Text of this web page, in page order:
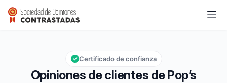
Pop’s America
Calificación global: 9,6 de 10
9,6/10
Opiniones de clientes de Pop’s
Certificado de confianza